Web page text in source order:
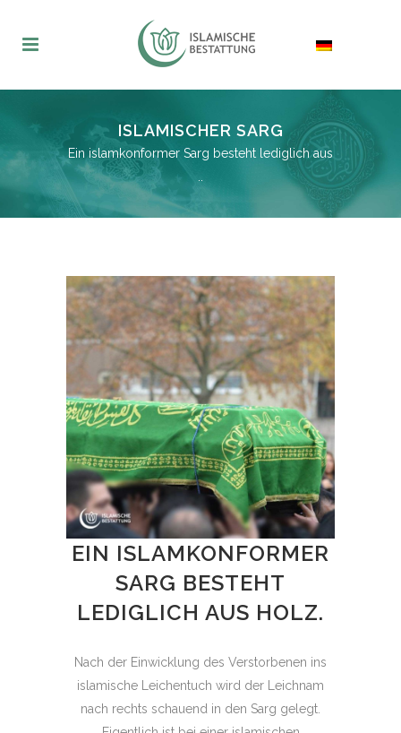
ISLAMISCHER SARG
Ein islamkonformer Sarg besteht lediglich aus
EIN ISLAMKONFORMER
SARG BESTEHT
LEDIGLICH AUS HOLZ.
Nach der Einwicklung des Verstorbenen ins
islamische Leichentuch wird der Leichnam
nach rechts schauend in den Sarg gelegt.